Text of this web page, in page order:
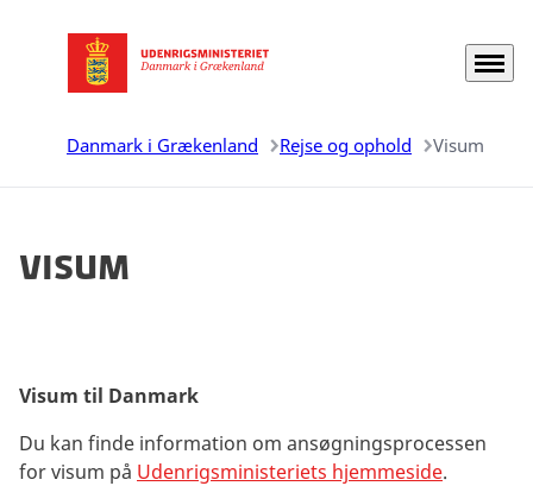
Gå til forsiden Menu
Danmark i Grækenland Rejse og ophold Visum
Visum
Visum til Danmark
Du kan finde information om ansøgningsprocessen
for visum på Udenrigsministeriets hjemmeside.